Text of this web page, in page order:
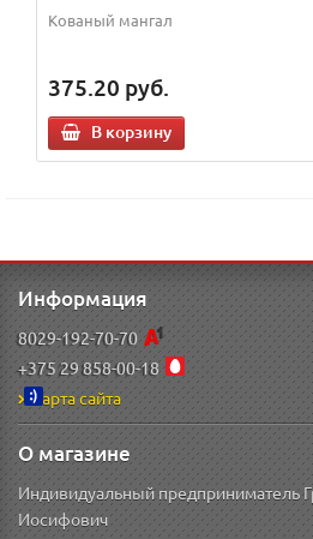
Кованый мангал
375.20 руб.
В корзину
Информация
8029-192-70-70
+375 29 858-00-18
Карта сайта
О магазине
Индивидуальный предприниматель
Иосифович